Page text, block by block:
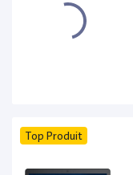
Top Produit